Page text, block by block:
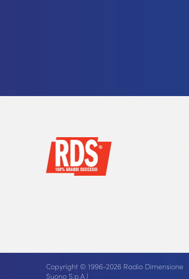
Copyright © 1996-2026 Radio Dimensione
Suono S.p.A |